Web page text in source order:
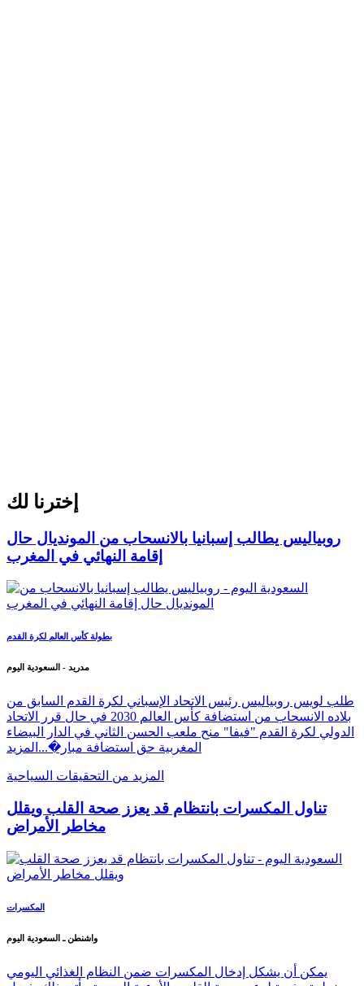
إخترنا لك
روبياليس يطالب إسبانيا بالانسحاب من المونديال حال
إقامة النهائي في المغرب
بطولة كأس العالم لكرة القدم
مدريد - السعودية اليوم
طلب لويس روبياليس رئيس الاتحاد الإسباني لكرة القدم السابق من
بلاده الانسحاب من استضافة كأس العالم 2030 في حال قرر الاتحاد
الدولي لكرة القدم "فيفا" منح ملعب الحسن الثاني في الدار البيضاء
المغربية حق استضافة مبار�... المزيد
المزيد من التحقيقات السياحية
تناول المكسرات بانتظام قد يعزز صحة القلب ويقلل
مخاطر الأمراض
المكسرات
واشنطن ـ السعودية اليوم
يمكن أن يشكل إدخال المكسرات ضمن النظام الغذائي اليومي